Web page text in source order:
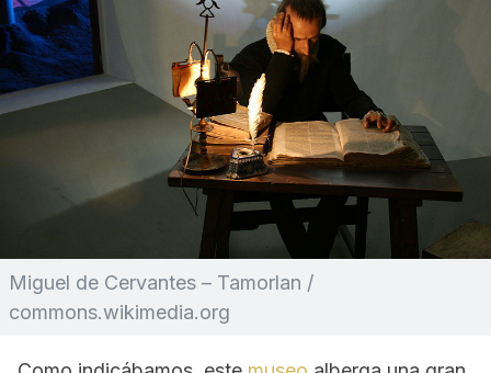
Miguel de Cervantes – Tamorlan /
commons.wikimedia.org